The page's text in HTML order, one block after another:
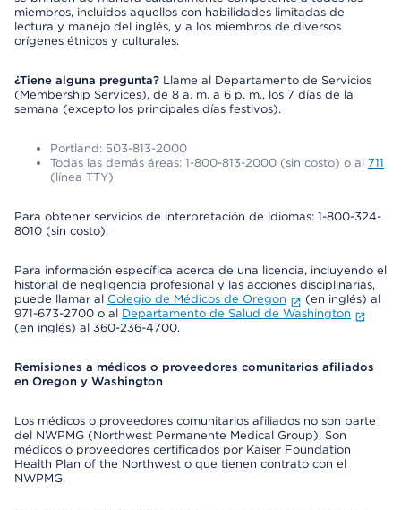
miembros, incluidos aquellos con habilidades limitadas de
lectura y manejo del inglés, y a los miembros de diversos
orígenes étnicos y culturales.
¿Tiene alguna pregunta? Llame al Departamento de Servicios
(Membership Services), de 8 a. m. a 6 p. m., los 7 días de la
semana (excepto los principales días festivos).
Portland: 503-813-2000
Todas las demás áreas: 1-800-813-2000 (sin costo) o al 711
(línea TTY)
Para obtener servicios de interpretación de idiomas: 1-800-324-
8010 (sin costo).
Para información específica acerca de una licencia, incluyendo el
historial de negligencia profesional y las acciones disciplinarias,
puede llamar al Colegio de Médicos de Oregon
(en inglés) al
971-673-2700 o al Departamento de Salud de Washington
(en inglés) al 360-236-4700.
Remisiones a médicos o proveedores comunitarios afiliados
en Oregon y Washington
Los médicos o proveedores comunitarios afiliados no son parte
del NWPMG (Northwest Permanente Medical Group). Son
médicos o proveedores certificados por Kaiser Foundation
Health Plan of the Northwest o que tienen contrato con el
NWPMG.